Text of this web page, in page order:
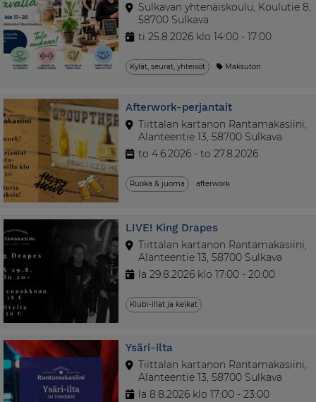
Sulkavan yhtenäiskoulu, Koulutie 8,
58700 Sulkava
ti 25.8.2026 klo 14:00 - 17:00
Kylät, seurat, yhteisöt Maksuton
Afterwork-perjantait
Tiittalan kartanon Rantamakasiini,
Alanteentie 13, 58700 Sulkava
to 4.6.2026 - to 27.8.2026
Ruoka & juoma afterwork
LIVE! King Drapes
Tiittalan kartanon Rantamakasiini,
Alanteentie 13, 58700 Sulkava
la 29.8.2026 klo 17:00 - 20:00
Klubi-illat ja keikat
Ysäri-ilta
Tiittalan kartanon Rantamakasiini,
Alanteentie 13, 58700 Sulkava
la 8.8.2026 klo 17:00 - 23:00